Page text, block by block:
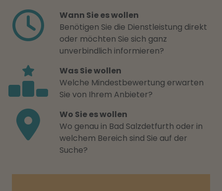
Wann Sie es wollen
Benötigen Sie die Dienstleistung direkt
oder möchten Sie sich ganz
unverbindlich informieren?
Was Sie wollen
Welche Mindestbewertung erwarten
Sie von Ihrem Anbieter?
Wo Sie es wollen
Wo genau in Bad Salzdetfurth oder in
welchem Bereich sind Sie auf der
Suche?